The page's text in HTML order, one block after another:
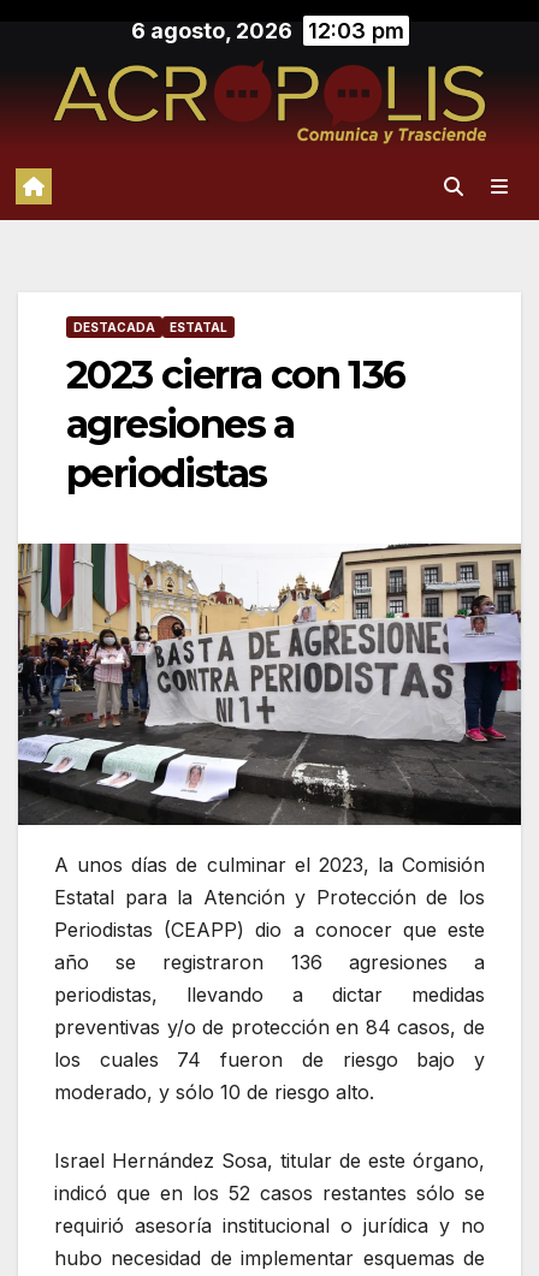
contenido
6 agosto, 2026 12:03 pm
DESTACADA ESTATAL
2023 cierra con 136
agresiones a
periodistas
A unos días de culminar el 2023, la Comisión
Estatal para la Atención y Protección de los
Periodistas (CEAPP) dio a conocer que este
año se registraron 136 agresiones a
periodistas, llevando a dictar medidas
preventivas y/o de protección en 84 casos, de
los cuales 74 fueron de riesgo bajo y
moderado, y sólo 10 de riesgo alto.
Israel Hernández Sosa, titular de este órgano,
indicó que en los 52 casos restantes sólo se
requirió asesoría institucional o jurídica y no
hubo necesidad de implementar esquemas de